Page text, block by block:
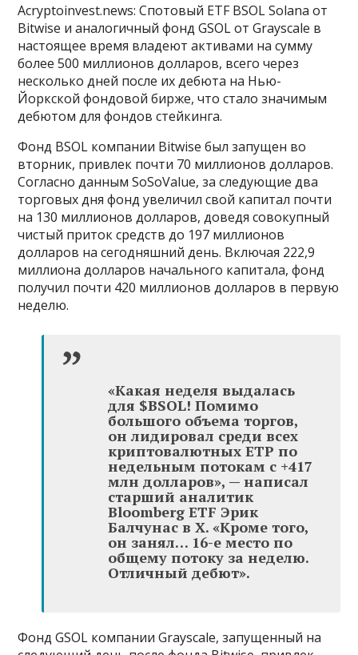
Acryptoinvest.news: Спотовый ETF BSOL Solana от
Bitwise и аналогичный фонд GSOL от Grayscale в
настоящее время владеют активами на сумму
более 500 миллионов долларов, всего через
несколько дней после их дебюта на Нью-
Йоркской фондовой бирже, что стало значимым
дебютом для фондов стейкинга.
Фонд BSOL компании Bitwise был запущен во
вторник, привлек почти 70 миллионов долларов.
Согласно данным SoSoValue, за следующие два
торговых дня фонд увеличил свой капитал почти
на 130 миллионов долларов, доведя совокупный
чистый приток средств до 197 миллионов
долларов на сегодняшний день. Включая 222,9
миллиона долларов начального капитала, фонд
получил почти 420 миллионов долларов в первую
неделю.
«Какая неделя выдалась
для $BSOL! Помимо
большого объема торгов,
он лидировал среди всех
криптовалютных ETP по
недельным потокам с +417
млн ​​долларов», — написал
старший аналитик
Bloomberg ETF Эрик
Балчунас в X. «Кроме того,
он занял… 16-е место по
общему потоку за неделю.
Отличный дебют».
Фонд GSOL компании Grayscale, запущенный на